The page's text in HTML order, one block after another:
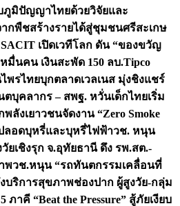
ภูมิปัญญาไทยด้วยวิจัยและ
กพืชสร้างรายได้สู่ชุมชนศรีสะเกษ
เปิดเวทีโลก ดัน “ของขวัญ
มื่นคน เงินสะพัด 150 ลบ.Tipco
พรไทยบุกตลาดเวลเนส มุ่งชิงแชร์
ตบุคลากร – สพฐ. หวั่นเด็กไทยเริ่ม
ลังเยาวชนจัดงาน “Zero Smoke
ลอดบุหรี่และบุหรี่ไฟฟ้าวช. หนุน
ยเชิงรุก จ.อุทัยธานี ดึง รพ.สต.-
พวช.หนุน “รถทันตกรรมเคลื่อนที่
บริการสุขภาพช่องปาก ผู้สูงวัย-กลุ่ม
ภาคี “Beat the Pressure” สู้ภัยเงียบ